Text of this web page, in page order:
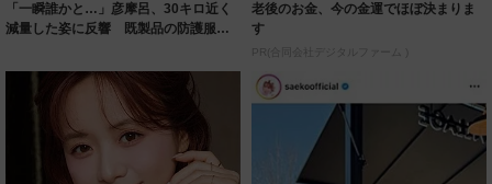
「一瞬誰かと…」彦摩呂、30キロ近く
減量した姿に反響 既製品の防護服が
老後のお金、今の金運でほぼ決まりま
す
PR(合同会社デジタルファーム )